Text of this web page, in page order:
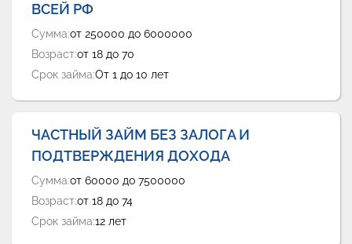
ВСЕЙ РФ
Сумма:от 250000 до 6000000
Возраст:от 18 до 70
Срок займа:От 1 до 10 лет
ЧАСТНЫЙ ЗАЙМ БЕЗ ЗАЛОГА И
ПОДТВЕРЖДЕНИЯ ДОХОДА
Сумма:от 60000 до 7500000
Возраст:от 18 до 74
Срок займа:12 лет